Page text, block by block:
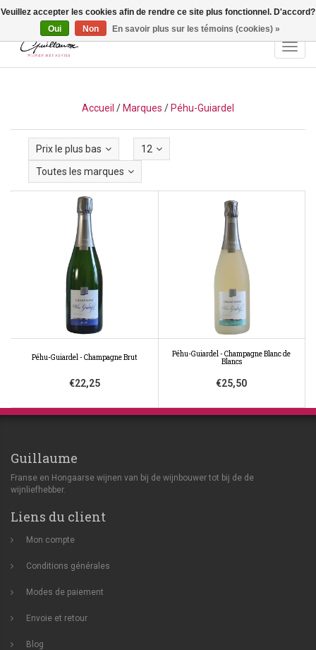
Vragen? Bel ons: +32 (0)13 - 77 11 21 - Winkel: Lochtstraat 2,
3272 Testelt -info@guillaumewijnen.be
Accueil /Marques /Péhu-Guiardel
Prix le plus bas
12
Toutes les marques
Péhu-Guiardel - Champagne Brut
€22,25
Péhu-Guiardel - Champagne Blanc de
Blancs
€25,50
Guillaume
Franse en Hongaarse wijnen van bij de wijnbouwer tot bij de de
wijnliefhebber.
Liens du client
Mon compte
Conditions générales
Modes de paiement
Envoie et retour
Blog
Veuillez accepter les cookies afin de rendre ce site plus fonctionnel. D'accord?
Oui
Non En savoir plus sur les témoins (cookies) »